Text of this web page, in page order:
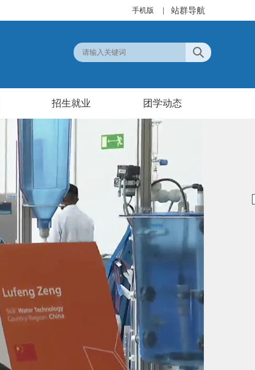
站群导航
手机版
招生就业 团学动态